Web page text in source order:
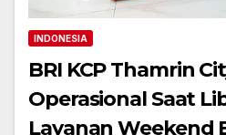
INDONESIA
BRI KCP Thamrin
Operasional Saat
Layanan Weekend